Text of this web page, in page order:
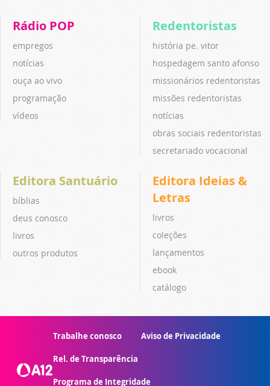
Rádio POP
empregos
notícias
ouça ao vivo
programação
vídeos
Redentoristas
história pe. vitor
hospedagem santo afonso
missionários redentoristas
missões redentoristas
notícias
obras sociais redentoristas
secretariado vocacional
Editora Santuário
bíblias
deus conosco
livros
outros produtos
Editora Ideias &
Letras
livros
coleções
lançamentos
ebook
catálogo
Trabalhe conosco Aviso de Privacidade
Rel. de Transparência
Programa de Integridade